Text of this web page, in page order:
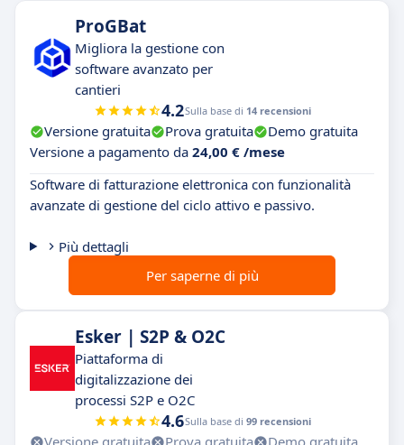
ProGBat
Migliora la gestione con
software avanzato per
cantieri
4.2Sulla base di 14 recensioni
Versione gratuita Prova gratuita
Demo gratuita
Versione a pagamento da 24,00 € /mese
Software di fatturazione elettronica con funzionalità
avanzate di gestione del ciclo attivo e passivo.
Più dettagli
Per saperne di più
Esker | S2P & O2C
Piattaforma di
digitalizzazione dei
processi S2P e O2C
4.6Sulla base di 99 recensioni
Versione gratuita Prova gratuita
Demo gratuita